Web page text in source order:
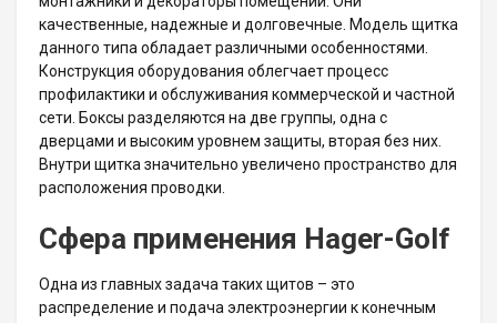
качественные, надежные и долговечные. Модель щитка
данного типа обладает различными особенностями.
Конструкция оборудования облегчает процесс
профилактики и обслуживания коммерческой и частной
сети. Боксы разделяются на две группы, одна с
дверцами и высоким уровнем защиты, вторая без них.
Внутри щитка значительно увеличено пространство для
расположения проводки.
Сфера применения Hager-Golf
Одна из главных задача таких щитов – это
распределение и подача электроэнергии к конечным